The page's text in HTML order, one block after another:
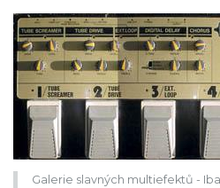
Galerie slavných multiefektů -